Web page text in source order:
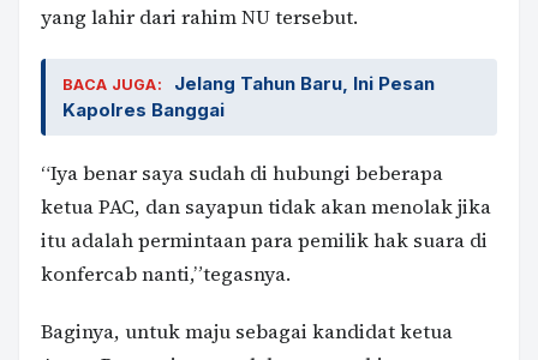
yang lahir dari rahim NU tersebut.
BACA JUGA:
Jelang Tahun Baru, Ini Pesan
Kapolres Banggai
“Iya benar saya sudah di hubungi beberapa
ketua PAC, dan sayapun tidak akan menolak jika
itu adalah permintaan para pemilik hak suara di
konfercab nanti,”tegasnya.
Baginya, untuk maju sebagai kandidat ketua